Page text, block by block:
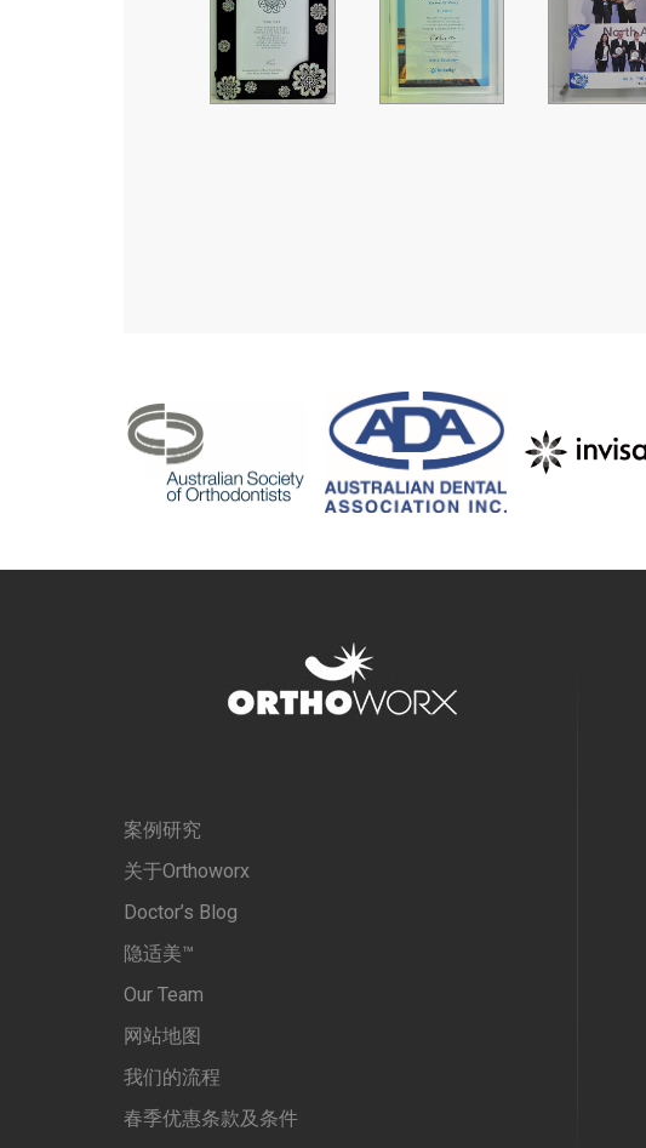
案例研究
关于Orthoworx
Doctor’s Blog
隐适美™
Our Team
网站地图
我们的流程
春季优惠条款及条件